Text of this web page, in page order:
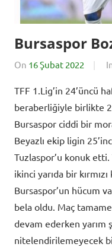
Bursaspor
On 16 Şubat 2022
TFF 1.Lig’in 24’üncü
beraberliğiyle birlikte
Bursaspor ciddi bir
Beyazlı ekip ligin
Tuzlaspor’u konuk
ikinci yarıda bir
Bursaspor’un hücum
bela oldu. Maç
devam ederken yarım
nitelendirilemeyecek